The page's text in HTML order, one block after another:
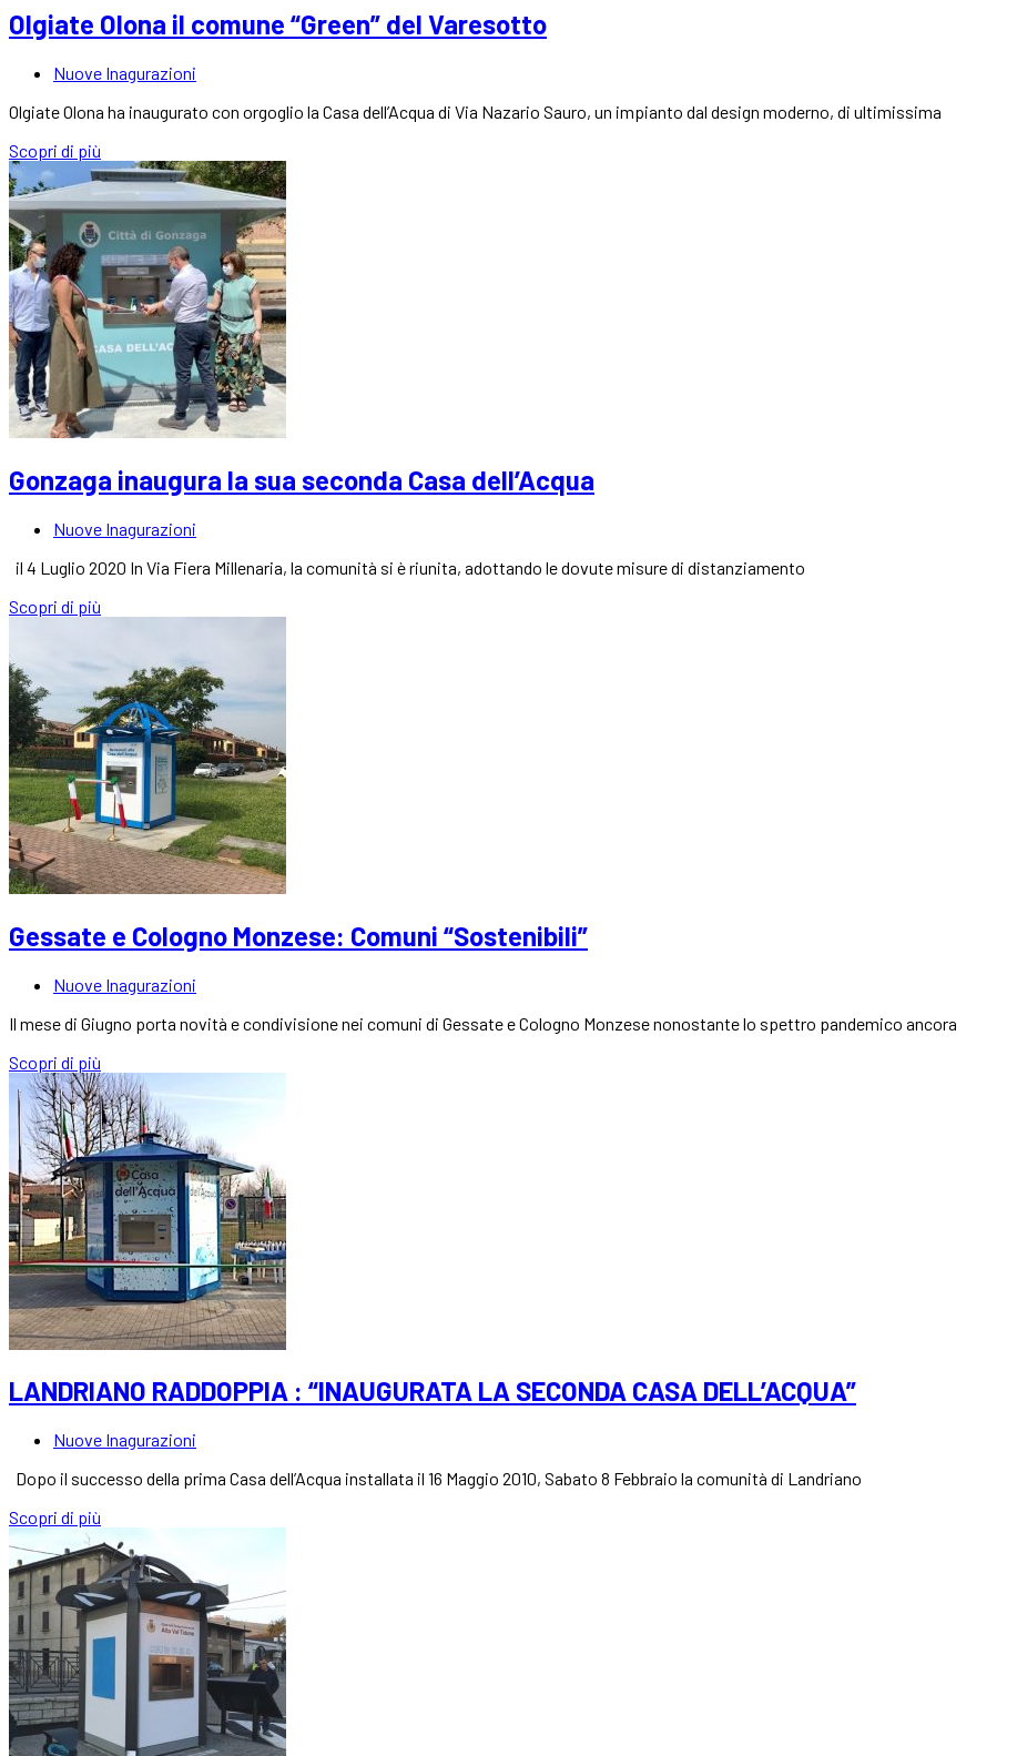
Olgiate Olona il comune “Green” del Varesotto
Nuove Inagurazioni
Olgiate Olona ha inaugurato con orgoglio la Casa dell’Acqua di Via Nazario Sauro, un impianto dal design moderno, di ultimissima
Scopri di più
Gonzaga inaugura la sua seconda Casa dell’Acqua
Nuove Inagurazioni
il 4 Luglio 2020 In Via Fiera Millenaria, la comunità si è riunita, adottando le dovute misure di distanziamento
Scopri di più
Gessate e Cologno Monzese: Comuni “Sostenibili”
Nuove Inagurazioni
Il mese di Giugno porta novità e condivisione nei comuni di Gessate e Cologno Monzese nonostante lo spettro pandemico ancora
Scopri di più
LANDRIANO RADDOPPIA : “INAUGURATA LA SECONDA CASA DELL’ACQUA”
Nuove Inagurazioni
Dopo il successo della prima Casa dell’Acqua installata il 16 Maggio 2010, Sabato 8 Febbraio la comunità di Landriano
Scopri di più